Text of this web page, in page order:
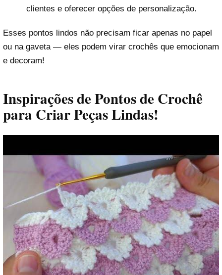
clientes e oferecer opções de personalização.
Esses pontos lindos não precisam ficar apenas no papel
ou na gaveta — eles podem virar crochês que emocionam
e decoram!
Inspirações de Pontos de Crochê
para Criar Peças Lindas!